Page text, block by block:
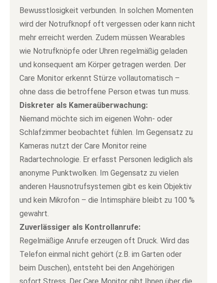
Bewusstlosigkeit verbunden. In solchen Momenten
wird der Notrufknopf oft vergessen oder kann nicht
mehr erreicht werden. Zudem müssen Wearables
wie Notrufknöpfe oder Uhren regelmäßig geladen
und konsequent am Körper getragen werden. Der
Care Monitor erkennt Stürze vollautomatisch –
ohne dass die betroffene Person etwas tun muss.
Diskreter als Kameraüberwachung:
Niemand möchte sich im eigenen Wohn- oder
Schlafzimmer beobachtet fühlen. Im Gegensatz zu
Kameras nutzt der Care Monitor reine
Radartechnologie. Er erfasst Personen lediglich als
anonyme Punktwolken. Im Gegensatz zu vielen
anderen Hausnotrufsystemen gibt es kein Objektiv
und kein Mikrofon – die Intimsphäre bleibt zu 100 %
gewahrt.
Zuverlässiger als Kontrollanrufe:
Regelmäßige Anrufe erzeugen oft Druck. Wird das
Telefon einmal nicht gehört (z.B. im Garten oder
beim Duschen), entsteht bei den Angehörigen
sofort Stress. Der Care Monitor gibt Ihnen über die